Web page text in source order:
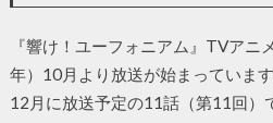
『響け！ユーフォニアム』TVア
年）10月より放送が始まっています
12月に放送予定の11話（第11回）